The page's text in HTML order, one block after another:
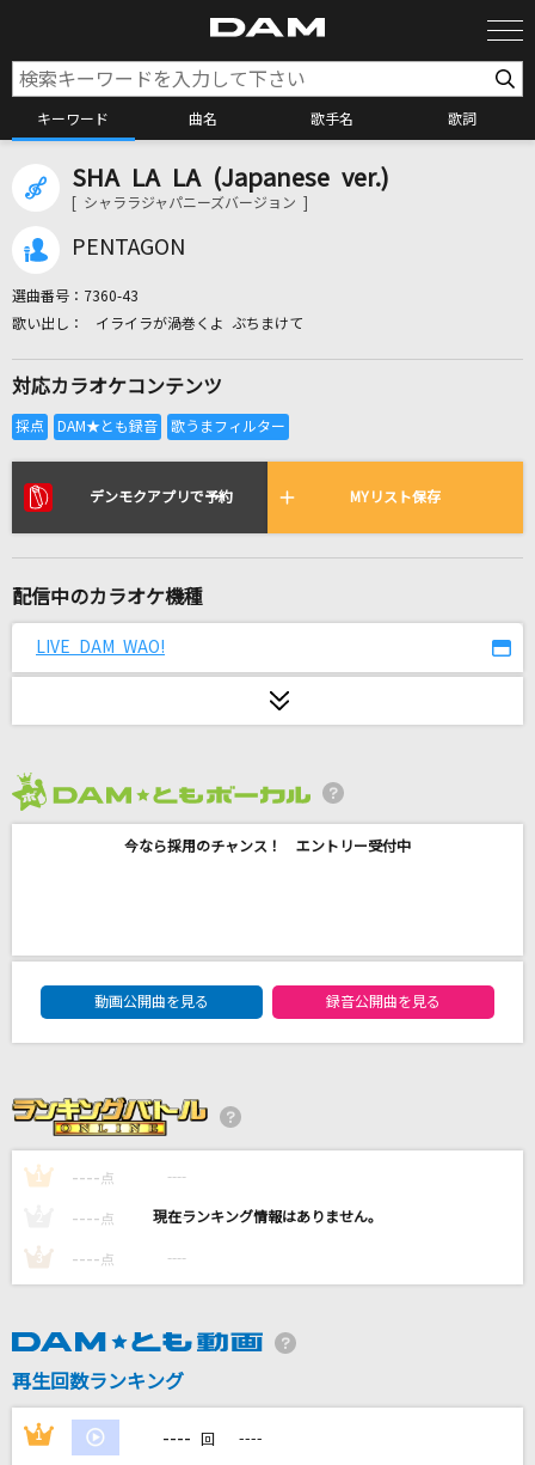
キーワード 曲名 歌手名 歌詞
カラオケ検索
全国りれき
リアルタイムで歌われている曲の一覧
LOVE U DOWN
[生音]又三郎
Mrs. GREEN APPLE
シングルベッド
ポルノグラフィティ
[生音]夢先案内人
雪の華
ヨルシカ
SHA LA LA (Japanese ver.)
[ シャララジャパニーズバージョン ]
PENTAGON
選曲番号： 7360-43
イライラが渦巻くよ ぶちまけて
対応カラオケコンテンツ
デンモクアプリで予約 MYリスト保存
配信中のカラオケ機種
LIVE DAM WAO!
今なら採用のチャンス！ エントリー受付中
DAM★ともボーカルエントリーランキング
動画公開曲を見る
録音公開曲を見る
1 ---- 点 ----
---- 点 ----
3 ---- 点 ----
再生回数ランキング
1 ---- 回 ----